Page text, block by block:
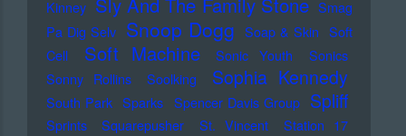
Kinney Sly And The Family Stone Smag
Pa Dig Selv Snoop Dogg Soap & Skin Soft
Cell
Soft Machine Sonic Youth
Sonics
Sonny Rollins
Soolking Sophia Kennedy
South Park Sparks Spencer Davis Group Spliff
Sprints Squarepusher St. Vincent
Station 17